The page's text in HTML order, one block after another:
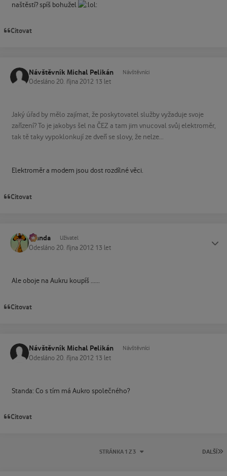
naštěstí? spíš bohužel
Citovat
Návštěvník Michal Pelikán Návštěvníci
Odesláno 20. října 2012 13 let
Jaký úřad by mělo zajímat, že poskytovatel služby vyžaduje svoje
zařízení? To je jakobys šel na ČEZ a tam jim vnucoval svůj elektroměr,
tak tě taky vypoklonkují ze dveří se slovy, že nelze...
Elektroměr a modem jsou dost rozdílné věci.
Citovat
Standa Uživatel
Odesláno 20. října 2012 13 let
Ale oboje na Aukru koupíš ......
Citovat
Návštěvník Michal Pelikán Návštěvníci
Odesláno 20. října 2012 13 let
Standa: Co s tím má Aukro společného?
Citovat
DALŠÍ
STRÁNKA 1 Z 3